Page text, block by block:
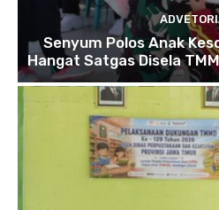
Senyum Polos Anak
Hangat Satgas Disela